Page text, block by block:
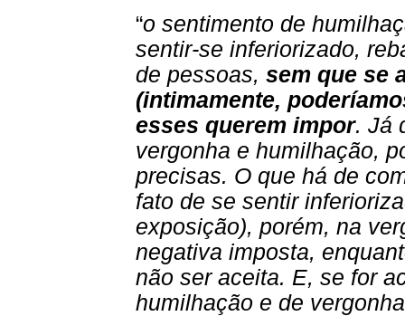
“o sentimento de
sentir-se inferiorizado,
de pessoas, sem que se
(intimamente,
esses querem impor. Já
vergonha e humilhação,
precisas. O que há de
fato de se sentir
exposição), porém, na
negativa imposta,
não ser aceita. E, se for
humilhação e de